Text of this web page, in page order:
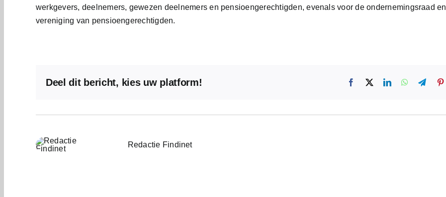
werkgevers, deelnemers, gewezen deelnemers en pensioengerechtigden, evenals voor de ondernemingsraad en
vereniging van pensioengerechtigden.
Deel dit bericht, kies uw platform!
Redactie Findinet